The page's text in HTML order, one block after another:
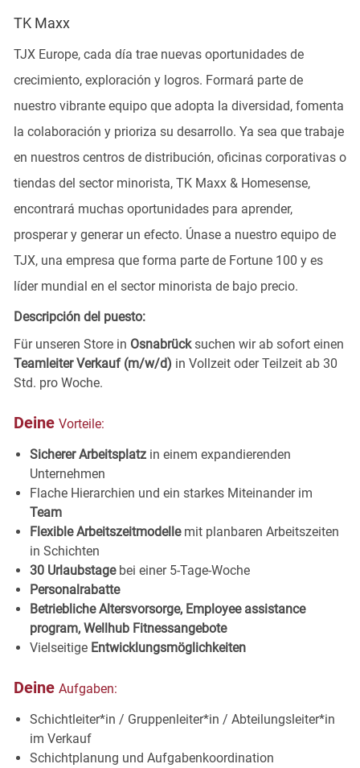
TK Maxx
TJX Europe, cada día trae nuevas oportunidades de
crecimiento, exploración y logros. Formará parte de
nuestro vibrante equipo que adopta la diversidad, fomenta
la colaboración y prioriza su desarrollo. Ya sea que trabaje
en nuestros centros de distribución, oficinas corporativas o
tiendas del sector minorista, TK Maxx & Homesense,
encontrará muchas oportunidades para aprender,
prosperar y generar un efecto. Únase a nuestro equipo de
TJX, una empresa que forma parte de Fortune 100 y es
líder mundial en el sector minorista de bajo precio.
Descripción del puesto:
Für unseren Store in Osnabrücksuchen wir ab sofort einen
Teamleiter Verkauf (m/w/d) in Vollzeit oder Teilzeit ab 30
Std. pro Woche.
Deine Vorteile:
Sicherer Arbeitsplatz in einem expandierenden
Unternehmen
Flache Hierarchien und ein starkes Miteinander im
Team
Flexible Arbeitszeitmodelle mit planbaren Arbeitszeiten
in Schichten
30 Urlaubstage bei einer 5-Tage-Woche
Personalrabatte
Betriebliche Altersvorsorge, Employee assistance
program, Wellhub Fitnessangebote
Vielseitige Entwicklungsmöglichkeiten
Deine Aufgaben:
Schichtleiter*in / Gruppenleiter*in / Abteilungsleiter*in
im Verkauf
Schichtplanung und Aufgabenkoordination